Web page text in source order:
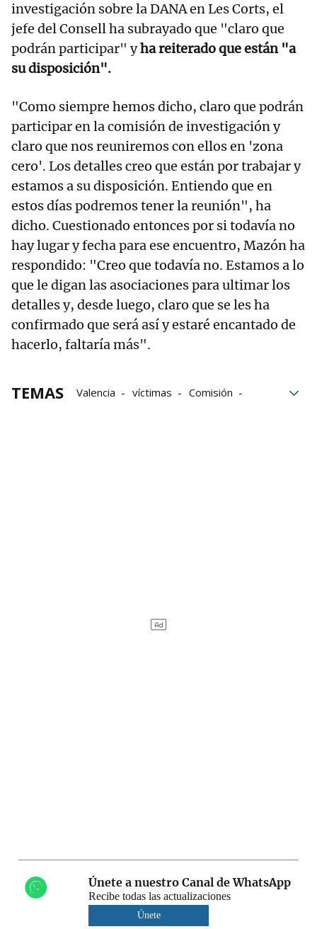
investigación sobre la DANA en Les Corts, el
jefe del Consell ha subrayado que "claro que
podrán participar" yha reiterado que están "a
su disposición".
"Como siempre hemos dicho, claro que podrán
participar en la comisión de investigación y
claro que nos reuniremos con ellos en 'zona
cero'. Los detalles creo que están por trabajar y
estamos a su disposición. Entiendo que en
estos días podremos tener la reunión", ha
dicho. Cuestionado entonces por si todavía no
hay lugar y fecha para ese encuentro, Mazón ha
respondido: "Creo que todavía no. Estamos a lo
que le digan las asociaciones para ultimar los
detalles y, desde luego, claro que se les ha
confirmado que será así y estaré encantado de
hacerlo, faltaría más".
TEMAS Valencia víctimas
Comisión
Únete a nuestro Canal de WhatsApp
Recibe todas las actualizaciones
Únete